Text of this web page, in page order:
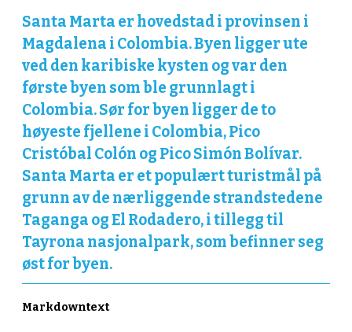
Santa Marta er hovedstad i provinsen i
Magdalena i Colombia. Byen ligger ute
ved den karibiske kysten og var den
første byen som ble grunnlagt i
Colombia. Sør for byen ligger de to
høyeste fjellene i Colombia, Pico
Cristóbal Colón og Pico Simón Bolívar.
Santa Marta er et populært turistmål på
grunn av de nærliggende strandstedene
Taganga og El Rodadero, i tillegg til
Tayrona nasjonalpark, som befinner seg
øst for byen.
Markdowntext